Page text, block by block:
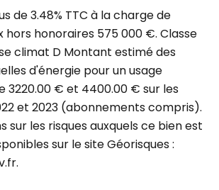
de 3.48% TTC à la charge de
hors honoraires 575 000 €. Classe
climat D Montant estimé des
d'énergie pour un usage
3220.00 € et 4400.00 € sur les
et 2023 (abonnements compris).
sur les risques auxquels ce bien est
sur le site Géorisques :